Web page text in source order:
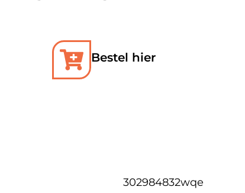
Bestel hier